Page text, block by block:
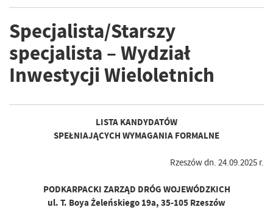
Specjalista/Starszy
specjalista – Wydział
Inwestycji Wieloletnich
LISTA KANDYDATÓW
SPEŁNIAJĄCYCH WYMAGANIA FORMALNE
Rzeszów dn. 24.09.2025 r.
PODKARPACKI ZARZĄD DRÓG WOJEWÓDZKICH
ul. T. Boya Żeleńskiego 19a, 35-105 Rzeszów